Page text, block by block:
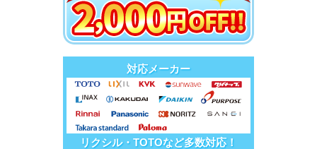
対応メーカー
リクシル・TOTOなど多数対応！